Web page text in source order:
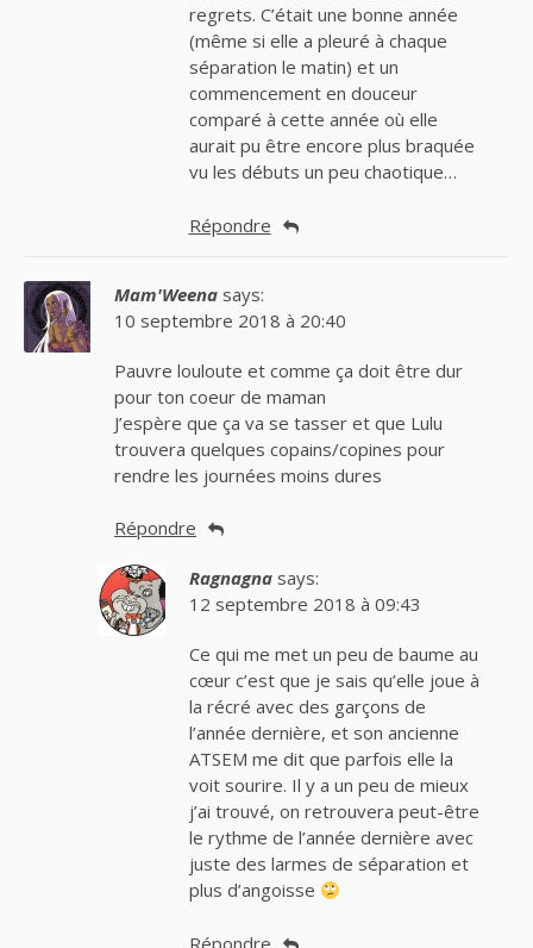
regrets. C’était une bonne année
(même si elle a pleuré à chaque
séparation le matin) et un
commencement en douceur
comparé à cette année où elle
aurait pu être encore plus braquée
vu les débuts un peu chaotique…
Répondre
Mam'Weena says:
10 septembre 2018 à 20:40
Pauvre louloute et comme ça doit être dur
pour ton coeur de maman
J’espère que ça va se tasser et que Lulu
trouvera quelques copains/copines pour
rendre les journées moins dures
Répondre
Ragnagna says:
12 septembre 2018 à 09:43
Ce qui me met un peu de baume au
cœur c’est que je sais qu’elle joue à
la récré avec des garçons de
l’année dernière, et son ancienne
ATSEM me dit que parfois elle la
voit sourire. Il y a un peu de mieux
j’ai trouvé, on retrouvera peut-être
le rythme de l’année dernière avec
juste des larmes de séparation et
plus d’angoisse
Répondre